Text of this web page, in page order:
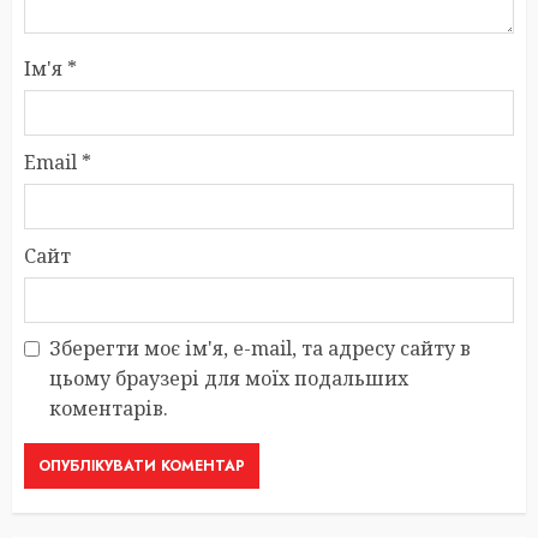
Ім'я *
Email *
Сайт
Зберегти моє ім'я, e-mail, та адресу сайту в
цьому браузері для моїх подальших
коментарів.